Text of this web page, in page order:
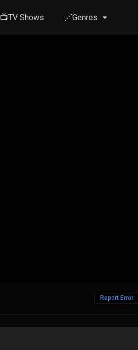
📺TV Shows 🔗Genres
Report Error